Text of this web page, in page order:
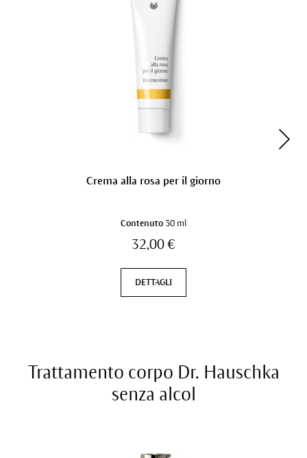
Crema alla rosa per il giorno
Contenuto 30 ml
32,00 €
DETTAGLI
Trattamento corpo Dr. Hauschka
senza alcol